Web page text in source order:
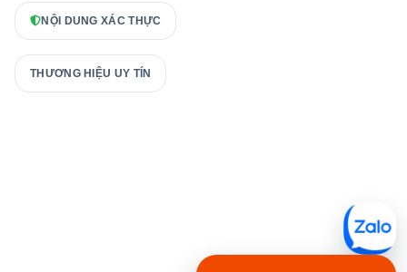
NỘI DUNG XÁC THỰC
THƯƠNG HIỆU UY TÍN